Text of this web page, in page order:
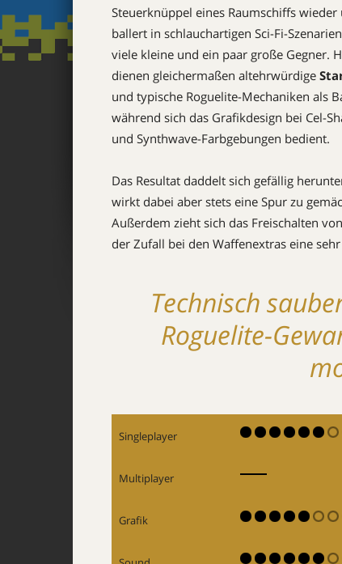
Steuerknüppel eines Raumschiffs wieder
ballert in schlauchartigen Sci-Fi-
viele kleine und ein paar große Gegner.
dienen gleichermaßen altehrwürdige
und typische Roguelite-Mechaniken als
während sich das Grafikdesign bei Cel-
und Synthwave-Farbgebungen bedient.
Das Resultat daddelt sich gefällig
wirkt dabei aber stets eine Spur zu
Außerdem zieht sich das Freischalten
der Zufall bei den Waffenextras eine
Technisch
Roguelite-
Singleplayer
Multiplayer
Grafik